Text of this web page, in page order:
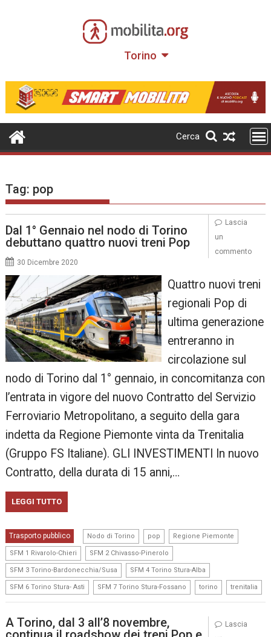
Torino
Cerca
Tag: pop
Dal 1° Gennaio nel nodo di Torino
debuttano quattro nuovi treni Pop
30 Dicembre 2020
Quattro nuovi treni
regionali Pop di
ultima generazione
entreranno in
circolazione sul
nodo di Torino dal 1° gennaio, in concomitanza con
l’entrata in vigore del nuovo Contratto del Servizio
Ferroviario Metropolitano, a seguito della gara
indetta da Regione Piemonte vinta da Trenitalia
(Gruppo FS Italiane). GLI INVESTIMENTI In nuovo
Contratto, della durata di 15 anni,…
LEGGI TUTTO
Trasporto pubblico Nodo di Torino pop Regione Piemonte
SFM 1 Rivarolo-Chieri SFM 2 Chivasso-Pinerolo
SFM 3 Torino-Bardonecchia/Susa SFM 4 Torino Stura-Alba
SFM 6 Torino Stura- Asti SFM 7 Torino Stura-Fossano torino trenitalia
Lascia
un
commento
A Torino, dal 3 all’8 novembre,
Lascia